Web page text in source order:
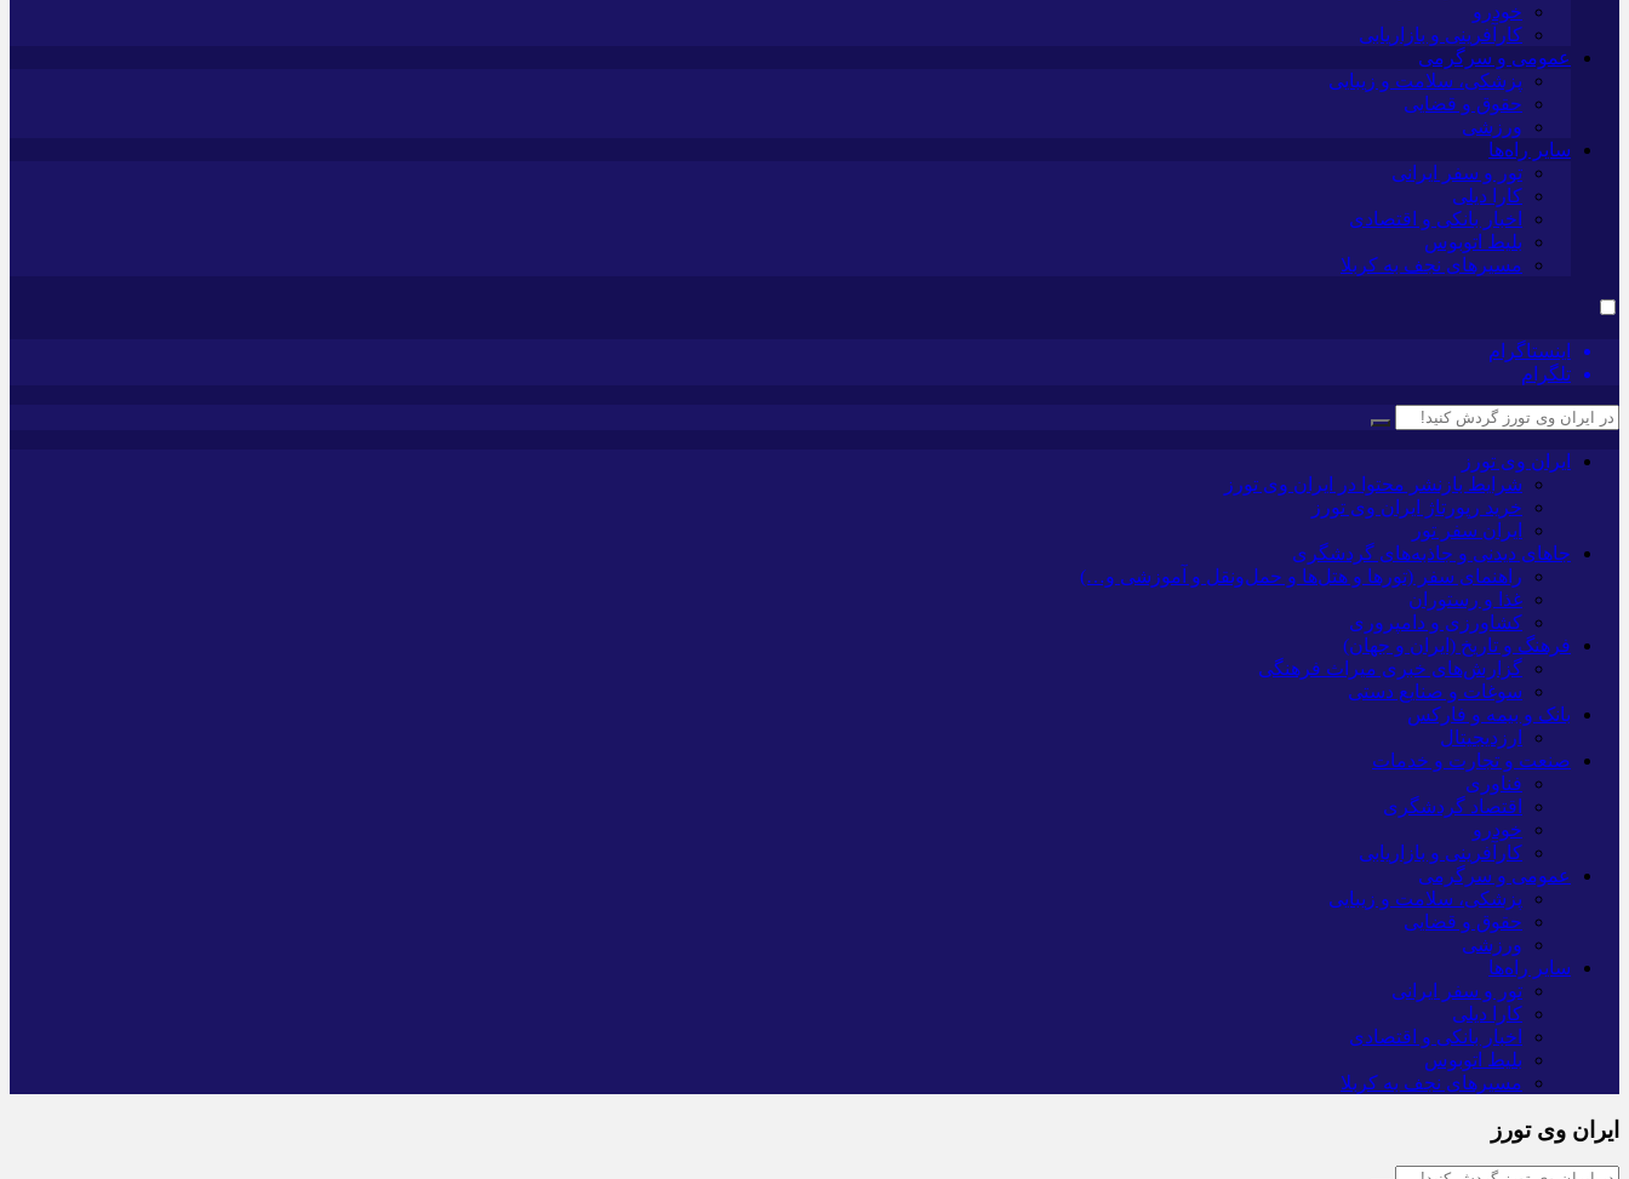
خودرو
کارآفرینی و بازاریابی
عمومی و سرگرمی
پزشکی، سلامت و زیبایی
حقوق و قضایی
ورزشی
سایر راه‌ها
تور و سفر ایرانی
کارا دیلی
اخبار بانکی و اقتصادی
بلیط اتوبوس
مسیرهای نجف به کربلا
اینستاگرام
تلگرام
ایران وی تورز
شرایط بازنشر محتوا در ایران وی تورز
خرید رپورتاژ ایران وی تورز
ایران سفر تور
جاهای دیدنی و جاذبه‌های گردشگری
راهنمای سفر (تورها و هتل‌ها و حمل‌و‌نقل و آموزشی و…)
غذا و رستوران
کشاورزی و دامپروری
فرهنگ و تاریخ (ایران و جهان)
گزارش‌های خبری میراث فرهنگی
سوغات و صنایع دستی
بانک و بیمه و فارکس
ارزدیجیتال
صنعت و تجارت و خدمات
فناوری
اقتصاد گردشگری
خودرو
کارآفرینی و بازاریابی
عمومی و سرگرمی
پزشکی، سلامت و زیبایی
حقوق و قضایی
ورزشی
سایر راه‌ها
تور و سفر ایرانی
کارا دیلی
اخبار بانکی و اقتصادی
بلیط اتوبوس
مسیرهای نجف به کربلا
ایران وی تورز